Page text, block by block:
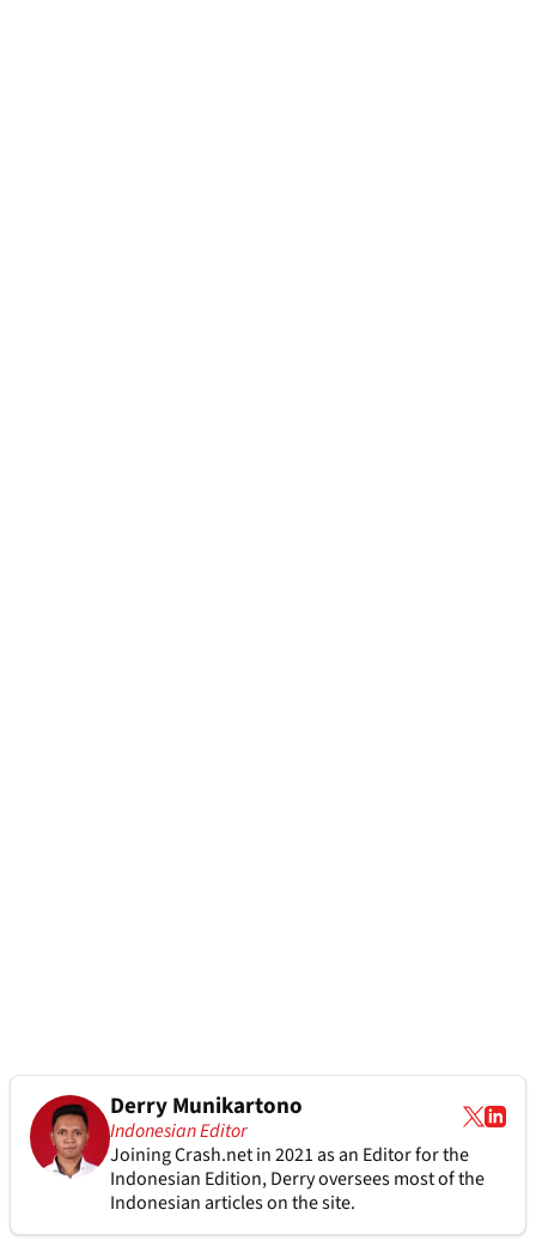
Derry Munikartono
Indonesian Editor
Joining Crash.net in 2021 as an Editor for the
Indonesian Edition, Derry oversees most of the
Indonesian articles on the site.